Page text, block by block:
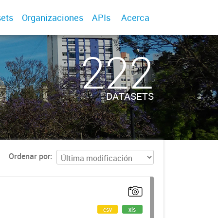
Organizaciones APIs Acerca
222
DATASETS
Ordenar por
csv xls